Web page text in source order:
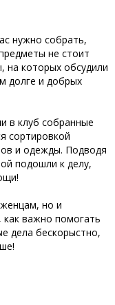
нужно собрать,
не стоит
на которых обсудили
долге и добрых
в клуб собранные
сортировкой
и одежды. Подводя
подошли к делу,
но и
важно помогать
дела бескорыстно,